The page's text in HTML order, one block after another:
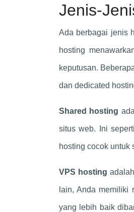
Jenis-
Ada berbagai jenis
hosting
keputusan.
dan dedicated
Shared hosting
situs web. Ini
hosting cocok untuk
VPS hosting
lain, Anda memiliki
yang lebih baik